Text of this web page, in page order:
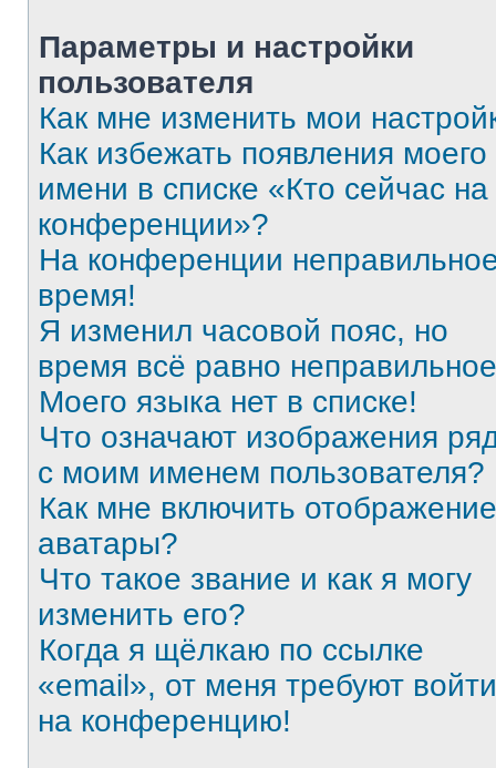
Параметры и настройки
пользователя
Как мне изменить мои
Как избежать появления моего
имени в списке «Кто сейчас на
конференции»?
На конференции
время!
Я изменил часовой пояс, но
время всё равно
Моего языка нет в списке!
Что означают изображения
с моим именем пользователя?
Как мне включить отображение
аватары?
Что такое звание и как я могу
изменить его?
Когда я щёлкаю по ссылке
«email», от меня требуют войти
на конференцию!